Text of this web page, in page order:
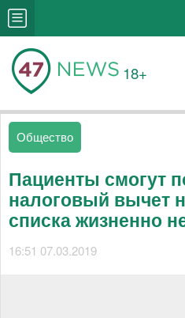
18+
Общество
Пациенты смогут
налоговый вычет
списка жизненно
16:51 07.03.2019